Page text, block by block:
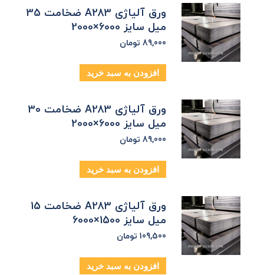
ورق آلیاژی A283 ضخامت 35
میل سایز 6000×2000
89,000 تومان
افزودن به سبد خرید
ورق آلیاژی A283 ضخامت 30
میل سایز 6000×2000
89,000 تومان
افزودن به سبد خرید
ورق آلیاژی A283 ضخامت 15
میل سایز 1500×6000
109,500 تومان
افزودن به سبد خرید